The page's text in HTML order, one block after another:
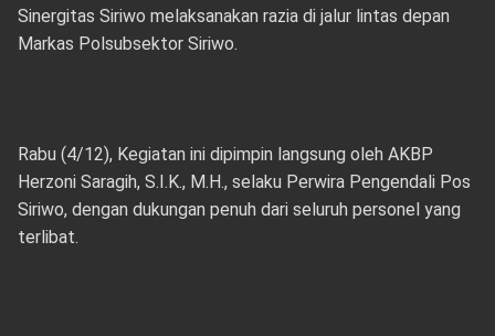
Sinergitas Siriwo melaksanakan razia di jalur lintas depan
Markas Polsubsektor Siriwo.
Rabu (4/12), Kegiatan ini dipimpin langsung oleh AKBP
Herzoni Saragih, S.I.K., M.H., selaku Perwira Pengendali Pos
Siriwo, dengan dukungan penuh dari seluruh personel yang
terlibat.